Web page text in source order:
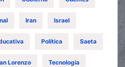
Iran Israel
Política Saeta
Lorenzo Tecnología